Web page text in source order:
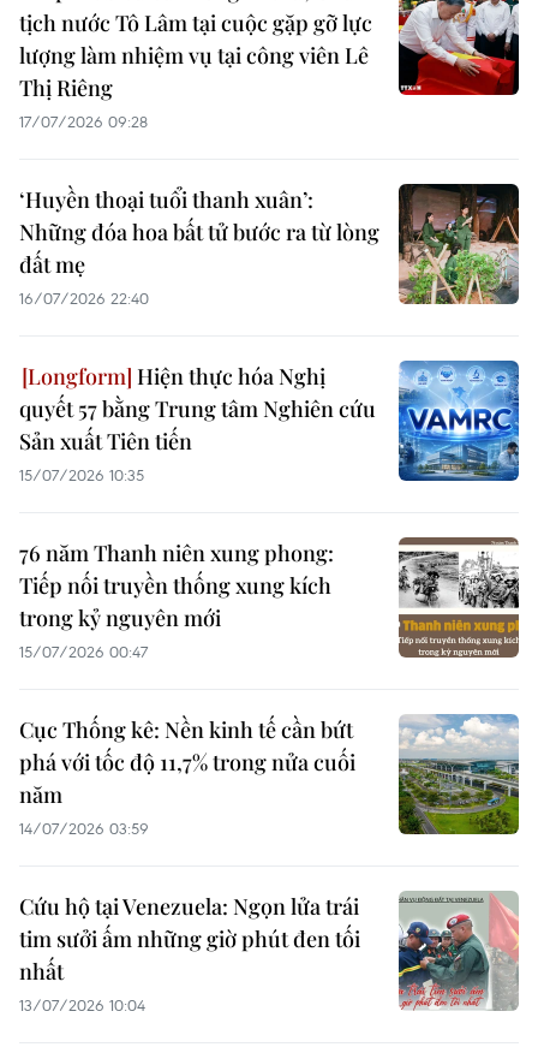
tịch nước Tô Lâm tại cuộc gặp gỡ lực
lượng làm nhiệm vụ tại công viên Lê
Thị Riêng
17/07/2026 09:28
‘Huyền thoại tuổi thanh xuân’:
Những đóa hoa bất tử bước ra từ lòng
đất mẹ
16/07/2026 22:40
Hiện thực hóa Nghị
quyết 57 bằng Trung tâm Nghiên cứu
Sản xuất Tiên tiến
15/07/2026 10:35
76 năm Thanh niên xung phong:
Tiếp nối truyền thống xung kích
trong kỷ nguyên mới
15/07/2026 00:47
Cục Thống kê: Nền kinh tế cần bứt
phá với tốc độ 11,7% trong nửa cuối
năm
14/07/2026 03:59
Cứu hộ tại Venezuela: Ngọn lửa trái
tim sưởi ấm những giờ phút đen tối
nhất
13/07/2026 10:04